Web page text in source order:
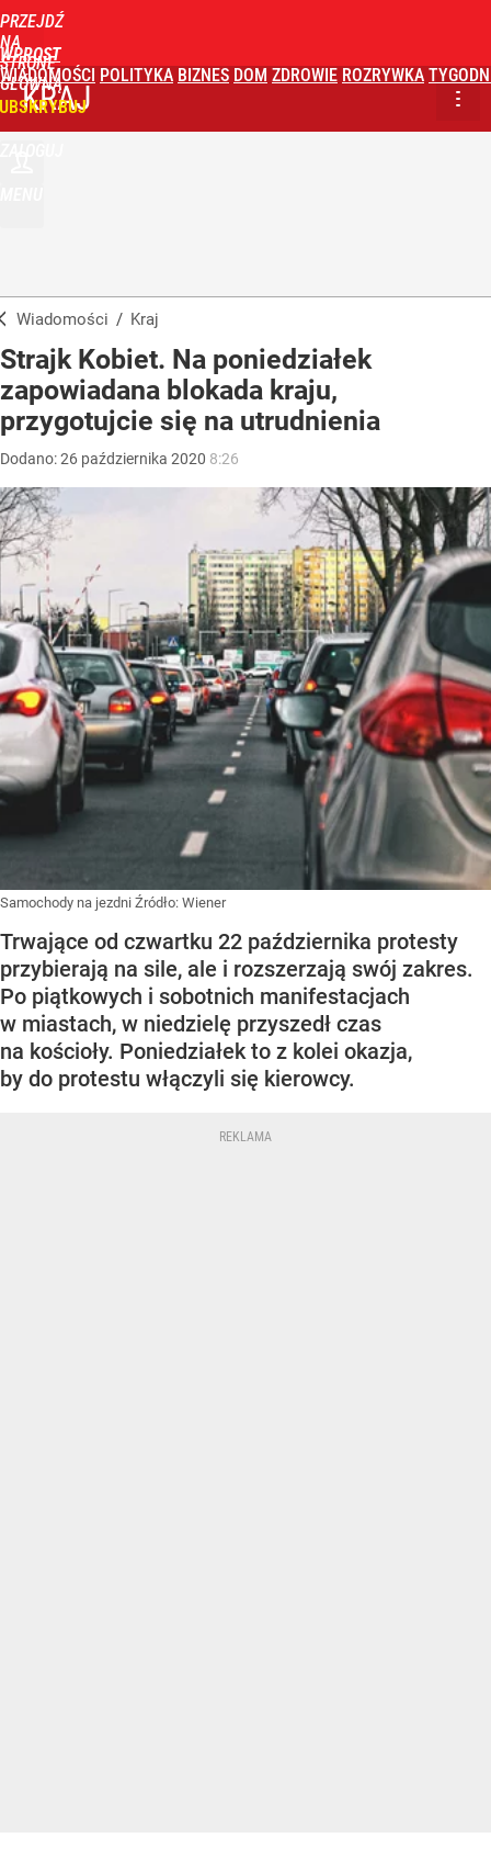
PRZEJDŹ
NA
STRONĘ
GŁÓWNĄ
WPROST
WIADOMOŚCI POLITYKA BIZNES DOM ZDROWIE ROZRYWKA
KRAJ
Wiadomości / Kraj
Strajk Kobiet. Na poniedziałek
zapowiadana blokada kraju,
przygotujcie się na utrudnienia
Dodano:26 października 2020 8:26
Samochody na jezdni Źródło: Wiener
Trwające od czwartku 22 października protesty
przybierają na sile, ale i rozszerzają swój zakres.
Po piątkowych i sobotnich manifestacjach
w miastach, w niedzielę przyszedł czas
na kościoły. Poniedziałek to z kolei okazja,
by do protestu włączyli się kierowcy.